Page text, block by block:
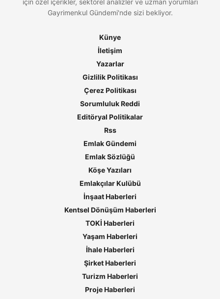
için özel içerikler, sektörel analizler ve uzman yorumları
Gayrimenkul Gündemi'nde sizi bekliyor.
Künye
İletişim
Yazarlar
Gizlilik Politikası
Çerez Politikası
Sorumluluk Reddi
Editöryal Politikalar
Rss
Emlak Gündemi
Emlak Sözlüğü
Köşe Yazıları
Emlakçılar Kulübü
İnşaat Haberleri
Kentsel Dönüşüm Haberleri
TOKİ Haberleri
Yaşam Haberleri
İhale Haberleri
Şirket Haberleri
Turizm Haberleri
Proje Haberleri